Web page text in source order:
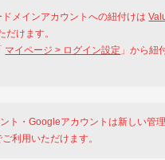
ドメインアカウントへの紐付けは
だけます。
マイページ > ログイン設定 」から紐
ト・Googleアカウントは新しい管
ご利用いただけます。